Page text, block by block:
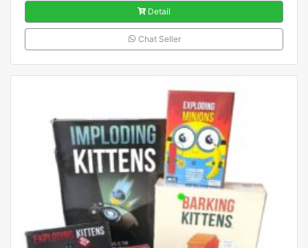
Detail
Chat Seller